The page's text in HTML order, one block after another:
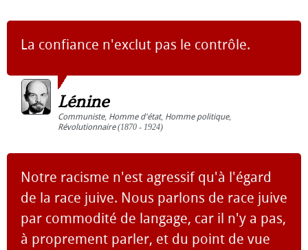
La confiance n'exclut pas le contrôle.
Lénine
Communiste, Homme d'état, Homme politique,
Révolutionnaire(1870 - 1924)
Notre racisme n'est agressif qu'à l'égard
de la race juive. Nous parlons de race juive
par commodité de langage, car il n'y a pas,
à proprement parler, et du point de vue